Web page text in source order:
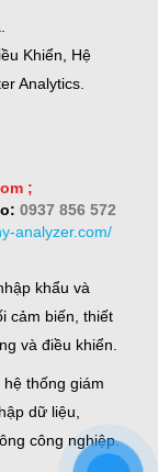
Khiển, Hệ
Analytics.
;
0937 856 572
analyzer.com/
khẩu và
cảm biến, thiết
và điều khiển.
thống giám
dữ liệu,
công nghiệp.